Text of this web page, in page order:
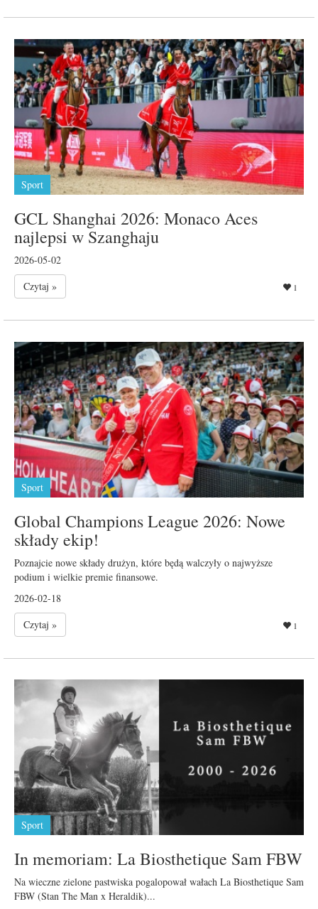
Sport
GCL Shanghai 2026: Monaco Aces
najlepsi w Szanghaju
2026-05-02
Czytaj »
1
Sport
Global Champions League 2026: Nowe
składy ekip!
Poznajcie nowe składy drużyn, które będą walczyły o najwyższe
podium i wielkie premie finansowe.
2026-02-18
Czytaj »
1
Sport
In memoriam: La Biosthetique Sam FBW
Na wieczne zielone pastwiska pogalopował wałach La Biosthetique Sam
FBW (Stan The Man x Heraldik)...